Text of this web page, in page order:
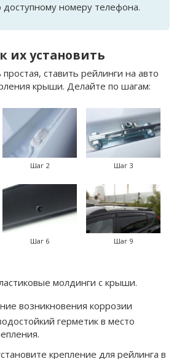
доступному номеру телефона.
их установить
ставить рейлинги на авто
крыши. Делайте по шагам:
Шаг 2 Шаг 3
Шаг 6 Шаг 9
молдинги с крыши.
возникновения коррозии
герметик в место
крепление для рейлинга в